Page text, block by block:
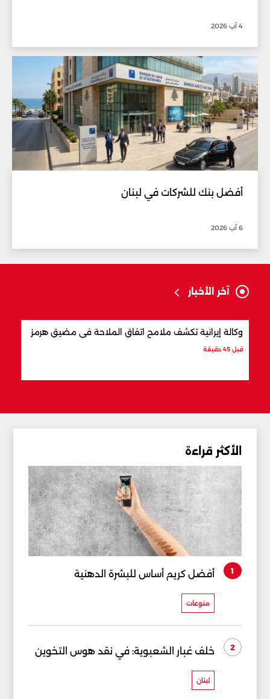
4 آب 2026
أفضل بنك للشركات في لبنان
6 آب 2026
آخر الأخبار
وكالة إيرانية تكشف ملامح اتفاق الملاحة في مضيق هرمز
قبل 45 دقيقة
الأكثر قراءة
1 أفضل كريم أساس للبشرة الدهنية
منوعات
2 خلف غبار الشعبوية: في نقد هوس التخوين
لبنان